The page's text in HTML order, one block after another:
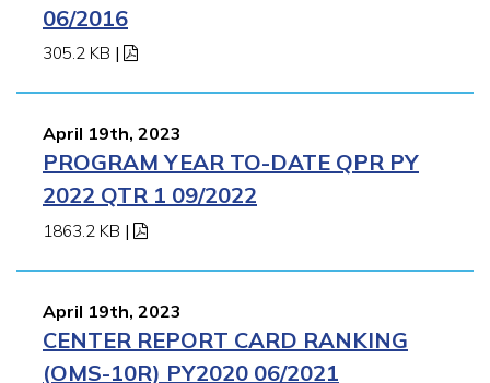
06/2016
305.2 KB |
April 19th, 2023
PROGRAM YEAR TO-DATE QPR PY
2022 QTR 1 09/2022
1863.2 KB |
April 19th, 2023
CENTER REPORT CARD RANKING
(OMS-10R) PY2020 06/2021